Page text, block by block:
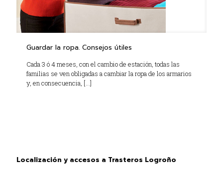
Guardar la ropa. Consejos útiles
Cada 3 ó 4 meses, con el cambio de estación, todas las
familias se ven obligadas a cambiar la ropa de los armarios
y, en consecuencia, […]
Localización y accesos a Trasteros Logroño